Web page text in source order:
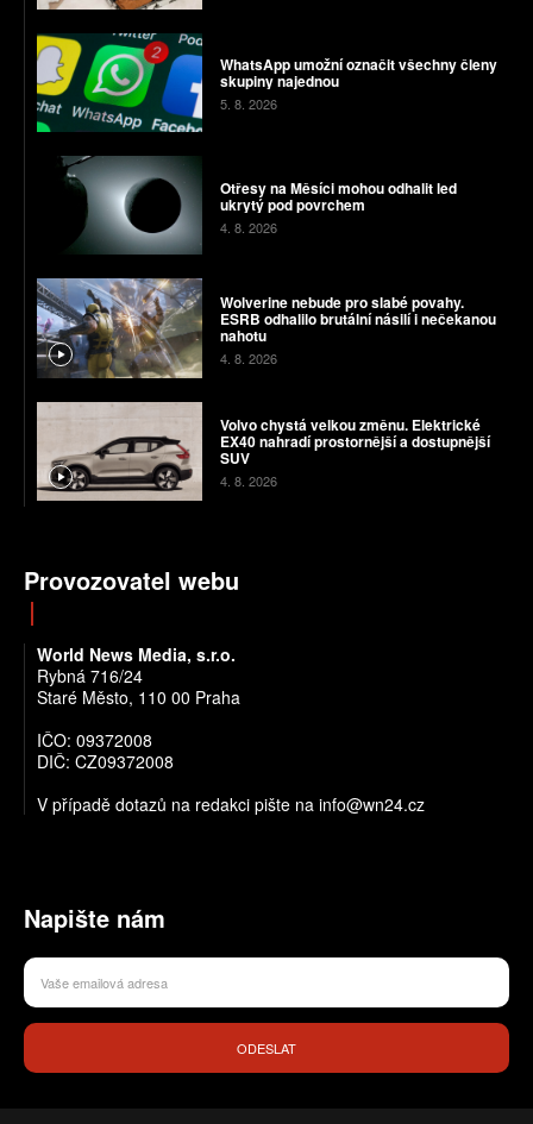
WhatsApp umožní označit všechny členy
skupiny najednou
5. 8. 2026
Otřesy na Měsíci mohou odhalit led
ukrytý pod povrchem
4. 8. 2026
Wolverine nebude pro slabé povahy.
ESRB odhalilo brutální násilí i nečekanou
nahotu
4. 8. 2026
Volvo chystá velkou změnu. Elektrické
EX40 nahradí prostornější a dostupnější
SUV
4. 8. 2026
Provozovatel webu
World News Media, s.r.o.
Rybná 716/24
Staré Město, 110 00 Praha
IČO: 09372008
DIČ: CZ09372008
V případě dotazů na redakci pište na info@wn24.cz
Napište nám
ODESLAT